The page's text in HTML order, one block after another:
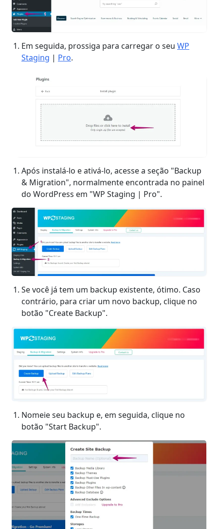
Em seguida, prossiga para carregar o seu WP
Staging | Pro.
Após instalá-lo e ativá-lo, acesse a seção "Backup
& Migration", normalmente encontrada no painel
do WordPress em "WP Staging | Pro".
Se você já tem um backup existente, ótimo. Caso
contrário, para criar um novo backup, clique no
botão "Create Backup".
Nomeie seu backup e, em seguida, clique no
botão "Start Backup".